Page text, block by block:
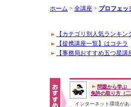
ホーム > 全講座 > プロフェッ
【カテゴリ別人気ランキン
【提携講座一覧】はコチラ
【事務局おすすめ五つ星講
問題から学ぶ
免許の取り方（
インターネット環境があ